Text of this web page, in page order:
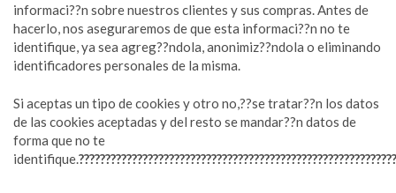
informaci??n sobre nuestros clientes y sus compras. Antes de
hacerlo, nos aseguraremos de que esta informaci??n no te
identifique, ya sea agreg??ndola, anonimiz??ndola o eliminando
identificadores personales de la misma.
Si aceptas un tipo de cookies y otro no,??se tratar??n los datos
de las cookies aceptadas y del resto se mandar??n datos de
forma que no te
identifique.